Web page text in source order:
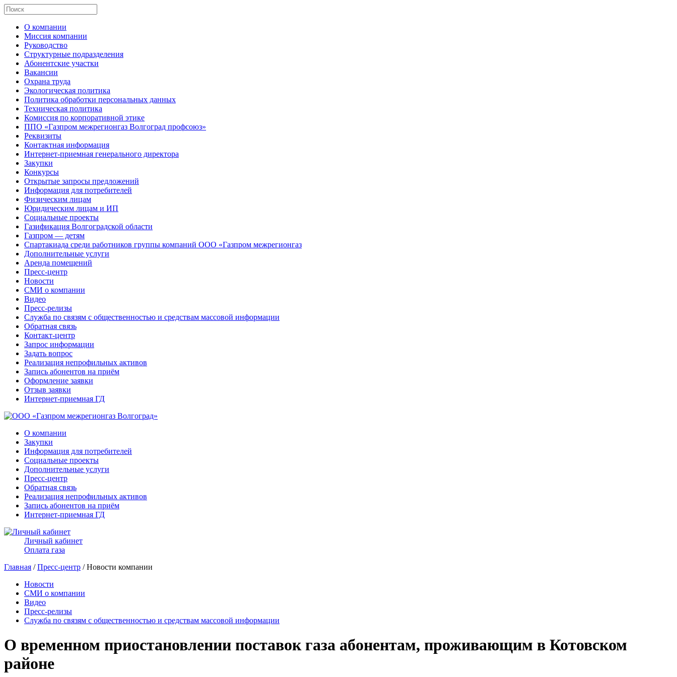
О компании
Миссия компании
Руководство
Структурные подразделения
Абонентские участки
Вакансии
Охрана труда
Экологическая политика
Политика обработки персональных данных
Техническая политика
Комиссия по корпоративной этике
ППО «Газпром межрегионгаз Волгоград профсоюз»
Реквизиты
Контактная информация
Интернет-приемная генерального директора
Закупки
Конкурсы
Открытые запросы предложений
Информация для потребителей
Физическим лицам
Юридическим лицам и ИП
Социальные проекты
Газификация Волгоградской области
Газпром — детям
Спартакиада среди работников группы компаний ООО «Газпром межрегионгаз
Дополнительные услуги
Аренда помещений
Пресс-центр
Новости
СМИ о компании
Видео
Пресс-релизы
Служба по связям с общественностью и средствам массовой информации
Обратная связь
Контакт-центр
Запрос информации
Задать вопрос
Реализация непрофильных активов
Запись абонентов на приём
Оформление заявки
Отзыв заявки
Интернет-приемная ГД
О компании
Закупки
Информация для потребителей
Социальные проекты
Дополнительные услуги
Пресс-центр
Обратная связь
Реализация непрофильных активов
Запись абонентов на приём
Интернет-приемная ГД
Личный кабинет
Оплата газа
Главная /Пресс-центр / Новости компании
Новости
СМИ о компании
Видео
Пресс-релизы
Служба по связям с общественностью и средствам массовой информации
О временном приостановлении поставок газа абонентам, проживающим в Котовском
районе